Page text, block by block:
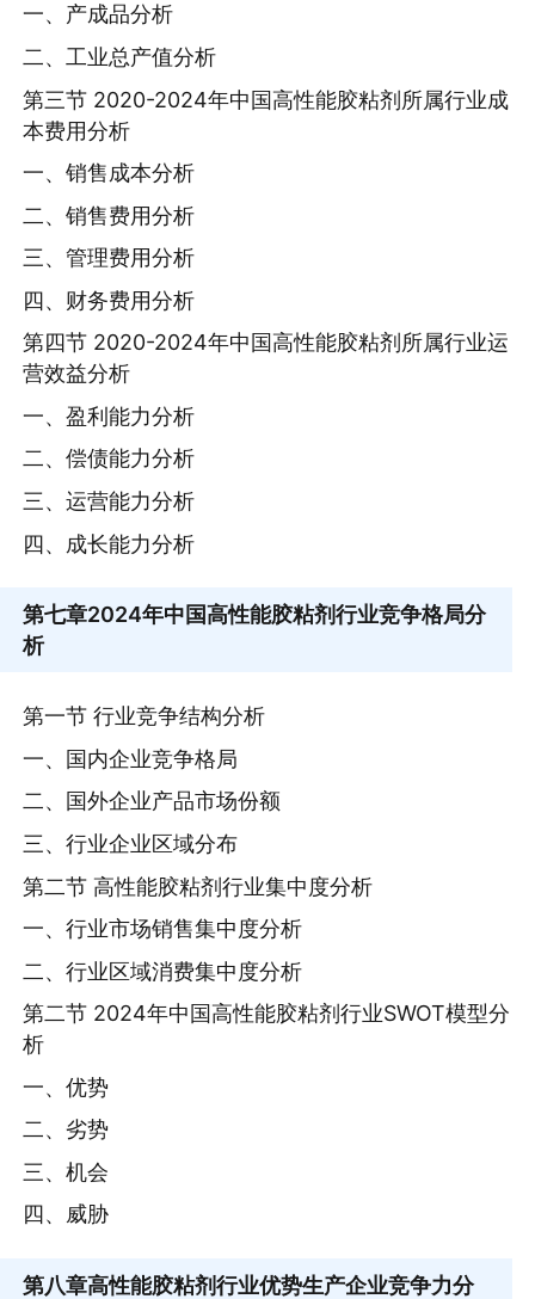
一、产成品分析
二、工业总产值分析
第三节 2020-2024年中国高性能胶粘剂所属行业成
本费用分析
一、销售成本分析
二、销售费用分析
三、管理费用分析
四、财务费用分析
第四节 2020-2024年中国高性能胶粘剂所属行业运
营效益分析
一、盈利能力分析
二、偿债能力分析
三、运营能力分析
四、成长能力分析
第七章2024年中国高性能胶粘剂行业竞争格局分
析
第一节 行业竞争结构分析
一、国内企业竞争格局
二、国外企业产品市场份额
三、行业企业区域分布
第二节 高性能胶粘剂行业集中度分析
一、行业市场销售集中度分析
二、行业区域消费集中度分析
第二节 2024年中国高性能胶粘剂行业SWOT模型分
析
一、优势
二、劣势
三、机会
四、威胁
第八章高性能胶粘剂行业优势生产企业竞争力分